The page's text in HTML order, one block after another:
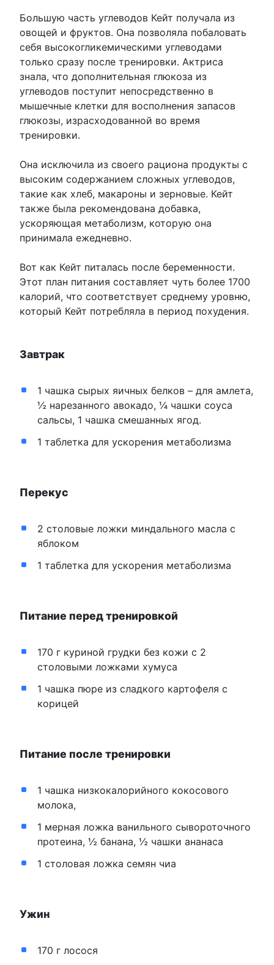
Большую часть углеводов Кейт получала из
овощей и фруктов. Она позволяла побаловать
себя высокогликемическими углеводами
только сразу после тренировки. Актриса
знала, что дополнительная глюкоза из
углеводов поступит непосредственно в
мышечные клетки для восполнения запасов
глюкозы, израсходованной во время
тренировки.
Она исключила из своего рациона продукты с
высоким содержанием сложных углеводов,
такие как хлеб, макароны и зерновые. Кейт
также была рекомендована добавка,
ускоряющая метаболизм, которую она
принимала ежедневно.
Вот как Кейт питалась после беременности.
Этот план питания составляет чуть более 1700
калорий, что соответствует среднему уровню,
который Кейт потребляла в период похудения.
Завтрак
1 чашка сырых яичных белков – для амлета,
½ нарезанного авокадо, ¼ чашки соуса
сальсы, 1 чашка смешанных ягод.
1 таблетка для ускорения метаболизма
Перекус
2 столовые ложки миндального масла с
яблоком
1 таблетка для ускорения метаболизма
Питание перед тренировкой
170 г куриной грудки без кожи с 2
столовыми ложками хумуса
1 чашка пюре из сладкого картофеля с
корицей
Питание после тренировки
1 чашка низкокалорийного кокосового
молока,
1 мерная ложка ванильного сывороточного
протеина, ½ банана, ½ чашки ананаса
1 столовая ложка семян чиа
Ужин
170 г лосося